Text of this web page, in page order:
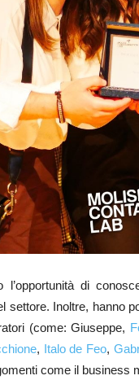
di
Inoltre, hanno
(come: Giuseppe,
, Italo de Feo,
come il